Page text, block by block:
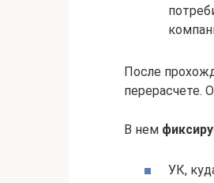
После
перерасчете.
В нем
УК,